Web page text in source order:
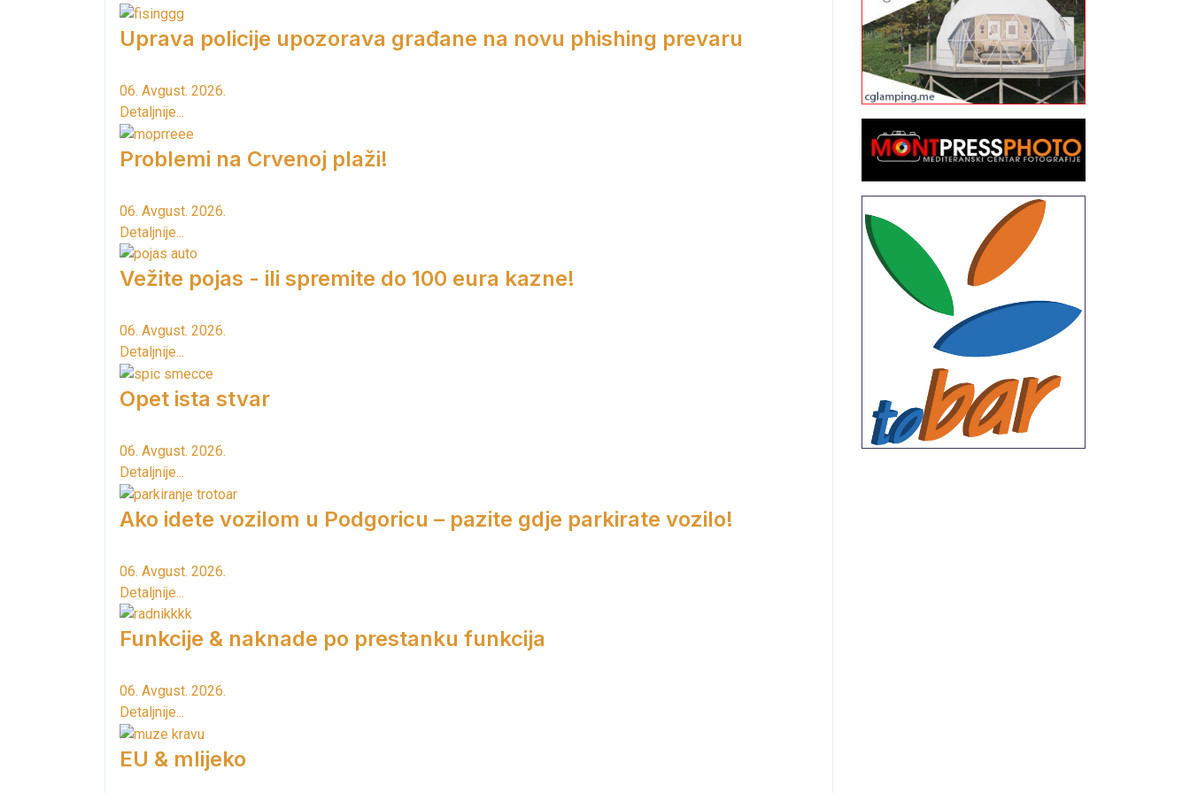
Uprava policije upozorava građane na novu phishing prevaru
06. Avgust. 2026.
Detaljnije...
Problemi na Crvenoj plaži!
06. Avgust. 2026.
Detaljnije...
Vežite pojas - ili spremite do 100 eura kazne!
06. Avgust. 2026.
Detaljnije...
Opet ista stvar
06. Avgust. 2026.
Detaljnije...
Ako idete vozilom u Podgoricu – pazite gdje parkirate vozilo!
06. Avgust. 2026.
Detaljnije...
Funkcije & naknade po prestanku funkcija
06. Avgust. 2026.
Detaljnije...
EU & mlijeko